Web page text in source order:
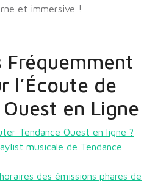
et immersive !
Fréquemment
l’Écoute de
en Ligne
Tendance Ouest en ligne ?
musicale de Tendance
des émissions phares de